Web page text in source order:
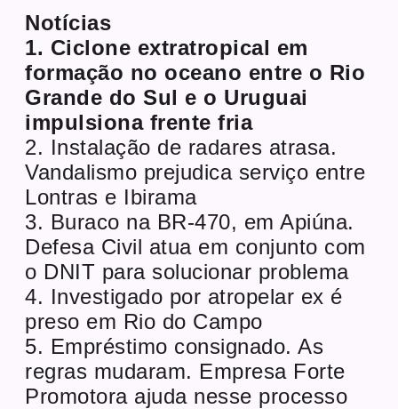
Notícias
1. Ciclone extratropical em
formação no oceano entre o Rio
Grande do Sul e o Uruguai
impulsiona frente fria
2. Instalação de radares atrasa.
Vandalismo prejudica serviço entre
Lontras e Ibirama
3. Buraco na BR-470, em Apiúna.
Defesa Civil atua em conjunto com
o DNIT para solucionar problema
4. Investigado por atropelar ex é
preso em Rio do Campo
5. Empréstimo consignado. As
regras mudaram. Empresa Forte
Promotora ajuda nesse processo